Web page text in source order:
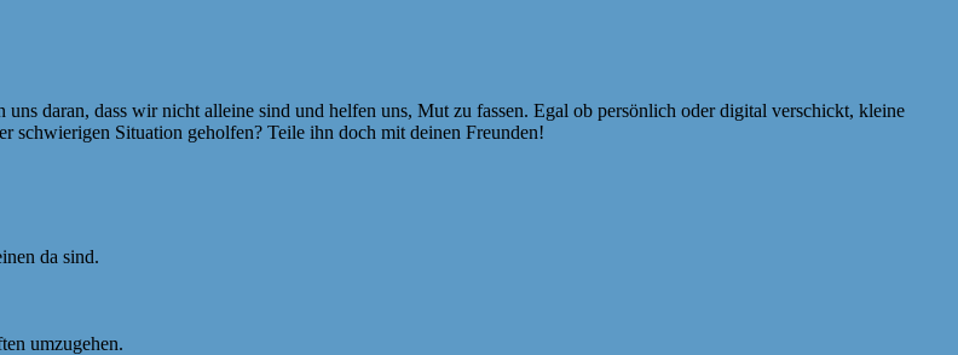
daran, dass wir nicht alleine sind und helfen uns, Mut zu fassen. Egal ob persönlich oder digital verschickt, kleine
schwierigen Situation geholfen? Teile ihn doch mit deinen Freunden!
da sind.
umzugehen.